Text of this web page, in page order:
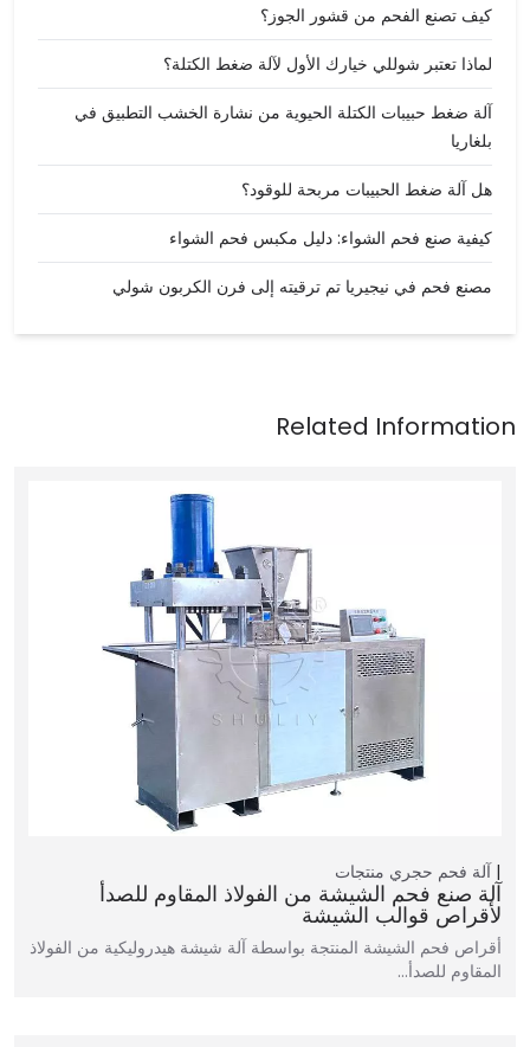
كيف تصنع الفحم من قشور الجوز؟
لماذا تعتبر شوللي خيارك الأول لآلة ضغط الكتلة؟
آلة ضغط حبيبات الكتلة الحيوية من نشارة الخشب التطبيق في
بلغاريا
هل آلة ضغط الحبيبات مربحة للوقود؟
كيفية صنع فحم الشواء: دليل مكبس فحم الشواء
مصنع فحم في نيجيريا تم ترقيته إلى فرن الكربون شولي
آلة فحم حجري منتجات
آلة صنع فحم الشيشة من الفولاذ المقاوم للصدأ
لأقراص قوالب الشيشة
أقراص فحم الشيشة المنتجة بواسطة آلة شيشة هيدروليكية من الفولاذ
المقاوم للصدأ…